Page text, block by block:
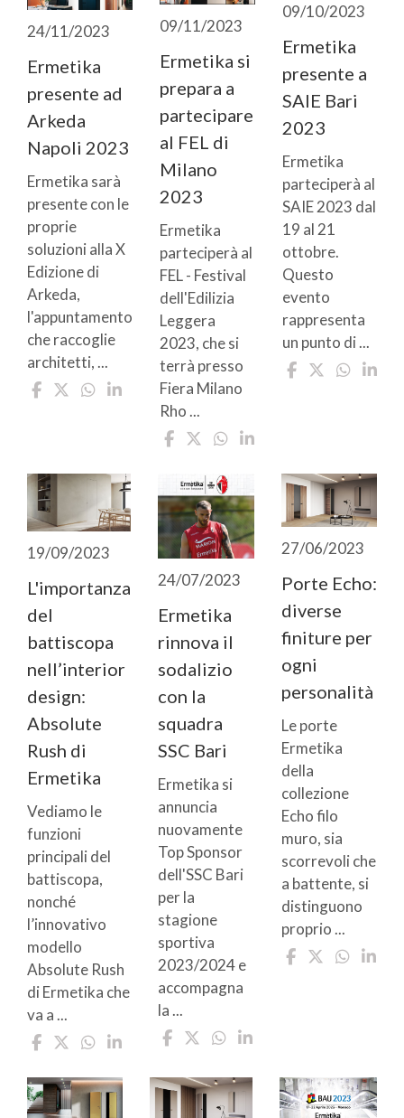
24/11/2023
Ermetika
presente ad
Arkeda
Napoli 2023
Ermetika sarà
presente con le
proprie
soluzioni alla X
Edizione di
Arkeda,
l'appuntamento
che raccoglie
architetti, ...
09/11/2023
Ermetika si
prepara a
partecipare
al FEL di
Milano
2023
Ermetika
parteciperà al
FEL - Festival
dell'Edilizia
Leggera
2023, che si
terrà presso
Fiera Milano
Rho ...
09/10/2023
Ermetika
presente a
SAIE Bari
2023
Ermetika
parteciperà al
SAIE 2023 dal
19 al 21
ottobre.
Questo
evento
rappresenta
un punto di ...
19/09/2023
L'importanza
del
battiscopa
nell’interior
design:
Absolute
Rush di
Ermetika
Vediamo le
funzioni
principali del
battiscopa,
nonché
l’innovativo
modello
Absolute Rush
di Ermetika che
va a ...
24/07/2023
Ermetika
rinnova il
sodalizio
con la
squadra
SSC Bari
Ermetika si
annuncia
nuovamente
Top Sponsor
dell'SSC Bari
per la
stagione
sportiva
2023/2024 e
accompagna
la ...
27/06/2023
Porte Echo:
diverse
finiture per
ogni
personalità
Le porte
Ermetika
della
collezione
Echo filo
muro, sia
scorrevoli che
a battente, si
distinguono
proprio ...